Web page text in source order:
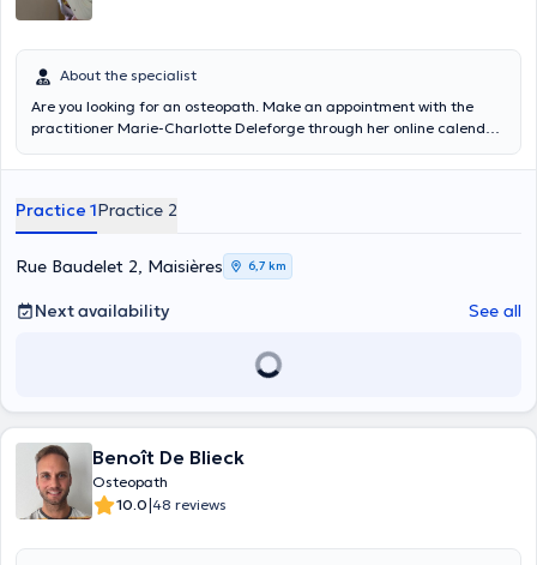
About the specialist
Are you looking for an osteopath. Make an appointment with the
practitioner Marie-Charlotte Deleforge through her online calendar.
Maisière (rue Raudelet 2e. She provides care to children (pediatric
pregnancy, perinatal and post-partum consultation).
Practice 1Practice 2
Rue Baudelet 2, Maisières 6,7 km
Next availability See all
Benoît De Blieck
Osteopath
10.0|48 reviews